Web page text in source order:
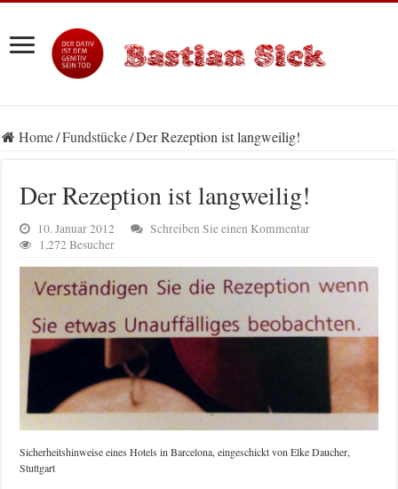
Home/Fundstücke/Der Rezeption ist langweilig!
Der Rezeption ist langweilig!
10. Januar 2012
Schreiben Sie einen Kommentar
1,272 Besucher
Sicherheitshinweise eines Hotels in Barcelona, eingeschickt von Elke Daucher,
Stuttgart